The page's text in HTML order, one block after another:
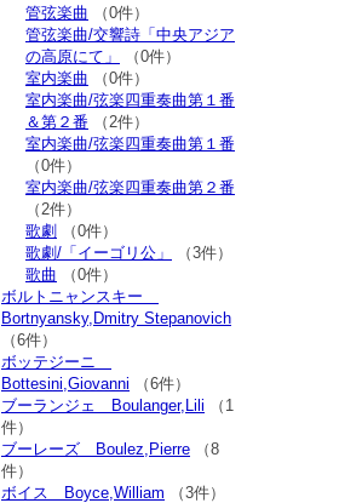
管弦楽曲 （0件）
管弦楽曲/交響詩「中央アジア
の高原にて」
（0件）
室内楽曲 （0件）
室内楽曲/弦楽四重奏曲第１番
＆第２番 （2件）
室内楽曲/弦楽四重奏曲第１番
（0件）
室内楽曲/弦楽四重奏曲第２番
（2件）
歌劇
（0件）
歌劇/「イーゴリ公」
（3件）
歌曲 （0件）
ボルトニャンスキー
Bortnyansky,Dmitry Stepanovich
（6件）
ボッテジーニ
Bottesini,Giovanni （6件）
ブーランジェ Boulanger,Lili （1
件）
ブーレーズ Boulez,Pierre （8
件）
ボイス Boyce,William （3件）